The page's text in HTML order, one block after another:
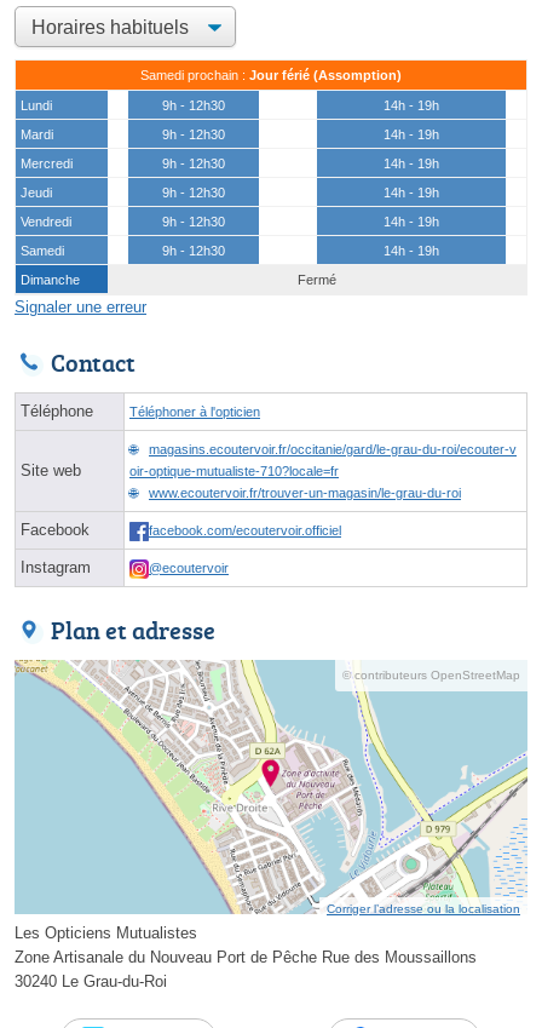
Samedi prochain : Jour férié (Assomption)
Lundi 9h - 12h30
14h - 19h
Mardi
9h - 12h30
14h - 19h
Mercredi
9h - 12h30
14h - 19h
Jeudi
9h - 12h30
14h - 19h
Vendredi
9h - 12h30
14h - 19h
Samedi
9h - 12h30
14h - 19h
Dimanche
Fermé
Signaler une erreur
Contact
Téléphone Téléphoner à l'opticien
Site web
magasins.ecoutervoir.fr/occitanie/gard/le-grau-du-roi/ecouter-v
oir-optique-mutualiste-710?locale=fr
www.ecoutervoir.fr/trouver-un-magasin/le-grau-du-roi
Facebook facebook.com/ecoutervoir.officiel
Instagram @ecoutervoir
Plan et adresse
© contributeurs OpenStreetMap
Corriger l’adresse ou la localisation
Les Opticiens Mutualistes
Zone Artisanale du Nouveau Port de Pêche Rue des Moussaillons
30240 Le Grau-du-Roi